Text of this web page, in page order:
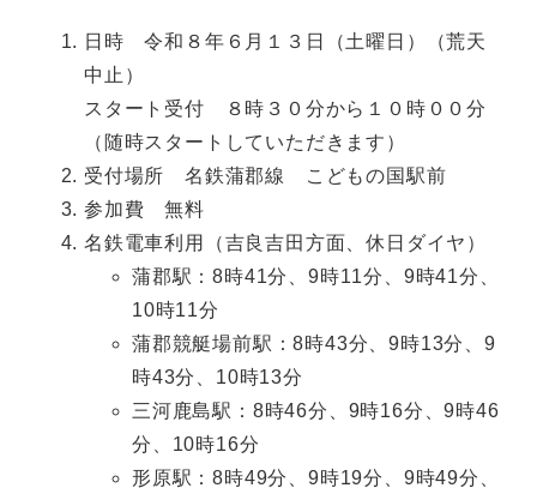
日時 令和８年６月１３日（土曜日）（荒天
中止）
スタート受付 ８時３０分から１０時００分
（随時スタートしていただきます）
受付場所 名鉄蒲郡線 こどもの国駅前
参加費 無料
名鉄電車利用（吉良吉田方面、休日ダイヤ）
蒲郡駅：8時41分、9時11分、9時41分、
10時11分
蒲郡競艇場前駅：8時43分、9時13分、9
時43分、10時13分
三河鹿島駅：8時46分、9時16分、9時46
分、10時16分
形原駅：8時49分、9時19分、9時49分、